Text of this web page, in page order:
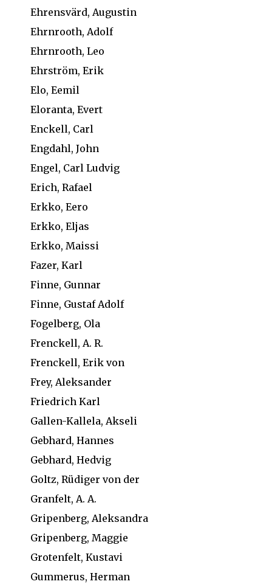
Ehrensvärd, Augustin
Ehrnrooth, Adolf
Ehrnrooth, Leo
Ehrström, Erik
Elo, Eemil
Eloranta, Evert
Enckell, Carl
Engdahl, John
Engel, Carl Ludvig
Erich, Rafael
Erkko, Eero
Erkko, Eljas
Erkko, Maissi
Fazer, Karl
Finne, Gunnar
Finne, Gustaf Adolf
Fogelberg, Ola
Frenckell, A. R.
Frenckell, Erik von
Frey, Aleksander
Friedrich Karl
Gallen-Kallela, Akseli
Gebhard, Hannes
Gebhard, Hedvig
Goltz, Rüdiger von der
Granfelt, A. A.
Gripenberg, Aleksandra
Gripenberg, Maggie
Grotenfelt, Kustavi
Gummerus, Herman